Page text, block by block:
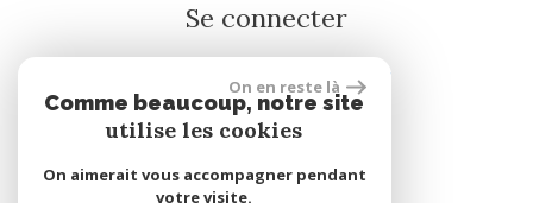
Se connecter
Espace propriétaire
On en reste là
Comme beaucoup, notre site
utilise les cookies
On aimerait vous accompagner pendant
votre visite.